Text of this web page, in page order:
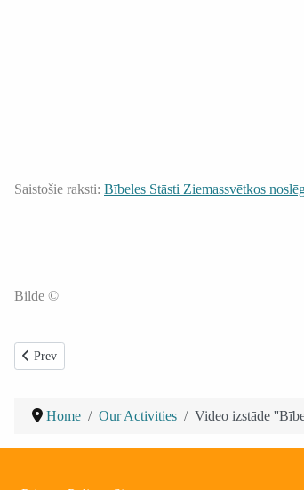
Saistošie raksti: Bībeles Stāsti Ziemassvētkos
Bilde ©
Previous article: Ziemassvētkos pie internāta
Prev
Home Our Activities Video izstāde